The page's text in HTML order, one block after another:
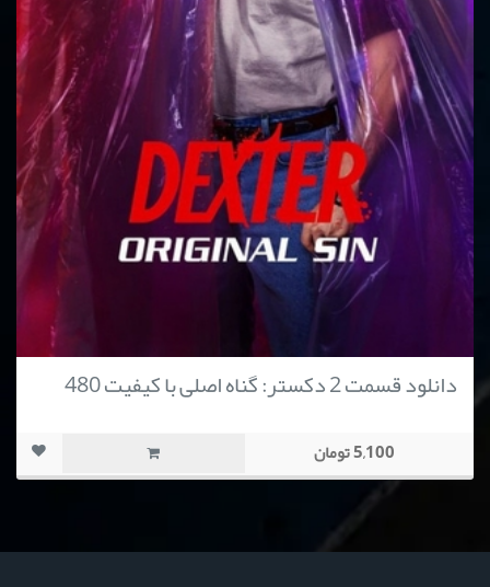
دانلود قسمت 2 دکستر: گناه اصلی با کیفیت 480
5,100 تومان